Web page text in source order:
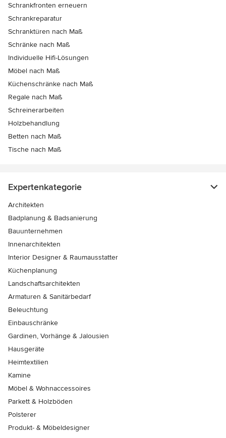
Schrankfronten erneuern
Schrankreparatur
Schranktüren nach Maß
Schränke nach Maß
Individuelle Hifi-Lösungen
Möbel nach Maß
Küchenschränke nach Maß
Regale nach Maß
Schreinerarbeiten
Holzbehandlung
Betten nach Maß
Tische nach Maß
Expertenkategorie
Architekten
Badplanung & Badsanierung
Bauunternehmen
Innenarchitekten
Interior Designer & Raumausstatter
Küchenplanung
Landschaftsarchitekten
Armaturen & Sanitärbedarf
Beleuchtung
Einbauschränke
Gardinen, Vorhänge & Jalousien
Hausgeräte
Heimtextilien
Kamine
Möbel & Wohnaccessoires
Parkett & Holzböden
Polsterer
Produkt- & Möbeldesigner